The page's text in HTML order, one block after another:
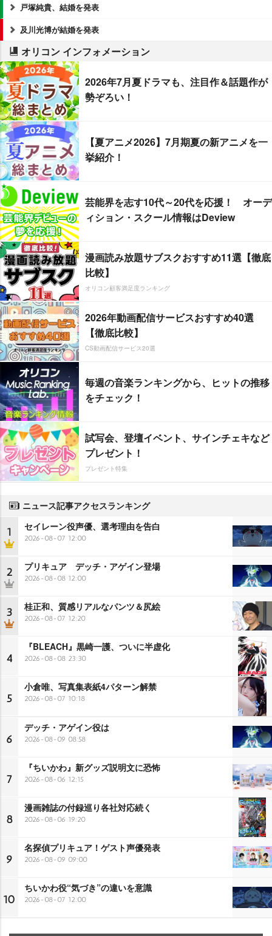
戸塚純貴、結婚を発表
及川光博が結婚を発表
オリコン インフォメーション
2026年7月夏ドラマも、注目作＆話題作が
勢ぞろい！
【夏アニメ2026】7月期夏の新アニメを一
挙紹介！
芸能界を志す10代～20代を応援！ オーデ
ィション・スクール情報はDeview
漫画読み放題サブスクおすすめ11選【徹底
比較】
オリコン顧客満足度ランキング
2026年動画配信サービスおすすめ40選
【徹底比較】
CS動画配信サービス20選
毎週の音楽ランキングから、ヒットの推移
をチェック！
試写会、登壇イベント、サインチェキなど
プレゼント！
プレゼント特集
ニュース記事アクセスランキング
1 セイレーン役声優、選考理由を告白
2026-08-07 12:00
2 プリキュア デッチ・アゲイン登場
2026-08-08 12:00
3 桂正和、質感リアルなパンツ＆尻絵
2026-08-07 12:20
4
『BLEACH』黒崎一護、ついに半虚化
2026-08-08 23:30
5
小倉唯、写真集表紙4パターン解禁
2026-08-07 10:18
6
デッチ・アゲイン役は
2026-08-09 08:58
7
『ちいかわ』新グッズ説明文に恐怖
2026-08-06 12:15
8
漫画雑誌の付録巡り各社対応続く
2026-08-06 19:20
9
名探偵プリキュア！ゲスト声優発表
2026-08-09 09:00
10
ちいかわ役“気づき”の違いを意識
2026-08-07 12:00